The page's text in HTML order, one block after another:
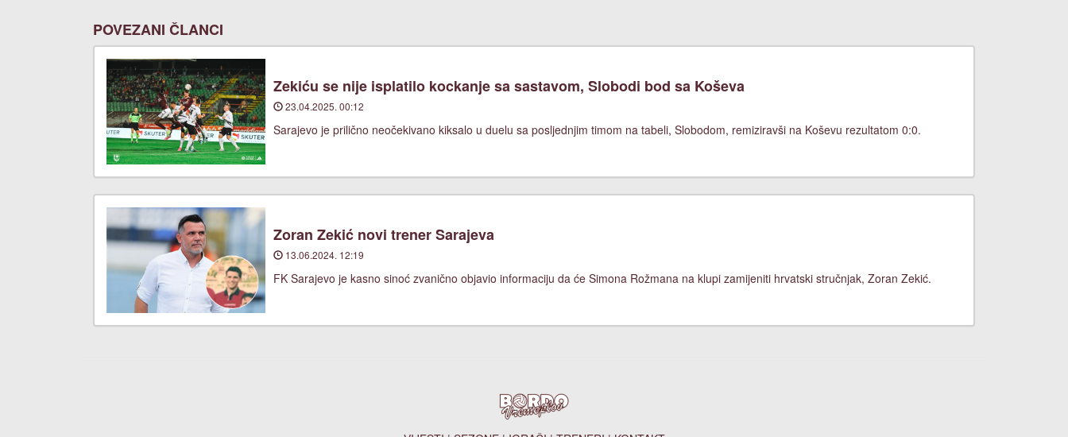
POVEZANI ČLANCI
Zekiću se nije isplatilo kockanje sa sastavom, Slobodi bod sa Koševa
23.04.2025. 00:12
Sarajevo je prilično neočekivano kiksalo u duelu sa posljednjim timom na tabeli, Slobodom, remiziravši na Koševu rezultatom 0:0.
Zoran Zekić novi trener Sarajeva
13.06.2024. 12:19
FK Sarajevo je kasno sinoć zvanično objavio informaciju da će Simona Rožmana na klupi zamijeniti hrvatski stručnjak, Zoran Zekić.